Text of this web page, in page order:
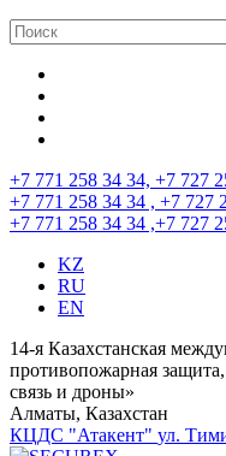
+7 771 258 34 34, +7 727
+7 771 258 34 34 , +7 727
+7 771 258 34 34 ,+7 727
KZ
RU
EN
14-я Казахстанская
противопожарная
связь и дроны»
Алматы, Казахстан
КЦДС "Атакент" ул.